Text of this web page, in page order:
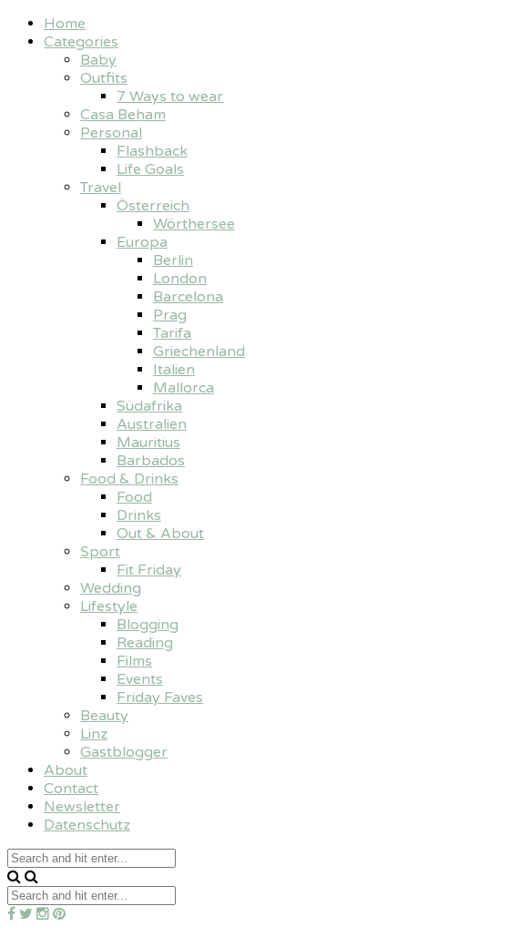
Home
Categories
Baby
Outfits
7 Ways to wear
Casa Beham
Personal
Flashback
Life Goals
Travel
Österreich
Wörthersee
Europa
Berlin
London
Barcelona
Prag
Tarifa
Griechenland
Italien
Mallorca
Südafrika
Australien
Mauritius
Barbados
Food & Drinks
Food
Drinks
Out & About
Sport
Fit Friday
Wedding
Lifestyle
Blogging
Reading
Films
Events
Friday Faves
Beauty
Linz
Gastblogger
About
Contact
Newsletter
Datenschutz